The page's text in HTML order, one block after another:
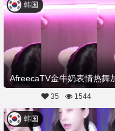
韩国
35 1544
韩国